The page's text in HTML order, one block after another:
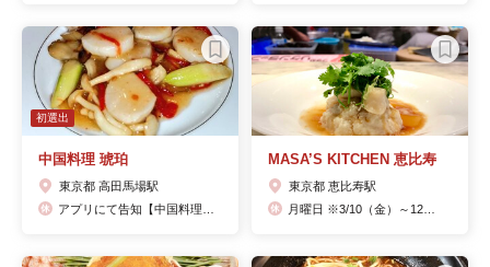
初選出
中国料理 琥珀
東京都 高田馬場駅
MASA’S KITCHEN 恵比寿
東京都 恵比寿駅